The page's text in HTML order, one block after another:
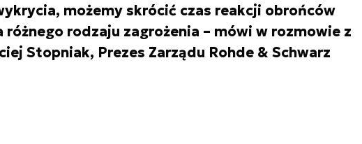
możemy skrócić czas reakcji obrońców
różnego rodzaju zagrożenia – mówi w rozmowie z
Stopniak, Prezes Zarządu Rohde & Schwarz